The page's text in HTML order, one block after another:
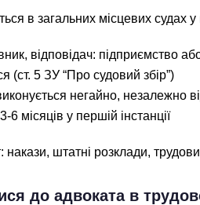
в загальних місцевих судах
відповідач: підприємство
(ст. 5 ЗУ “Про судовий збір”)
негайно, незалежно
6 місяців у першій інстанції
штатні розклади,
до адвоката в